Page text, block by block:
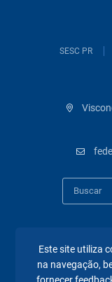
SESC PR
Este site utiliza
na navegação,